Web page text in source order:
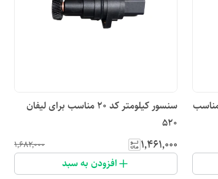
کد ۲۰خودرو کد 530 مناسب
سنسور کیلومتر کد ۲۰ مناسب برای لیفان
520
۱٬۴۶۱٬۰۰۰ ۱٬۶۸۲٬۰۰۰
افزودن به سبد